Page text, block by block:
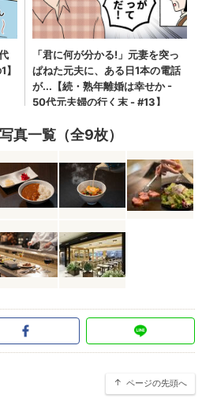
真一覧（全9枚）
ページの先頭へ